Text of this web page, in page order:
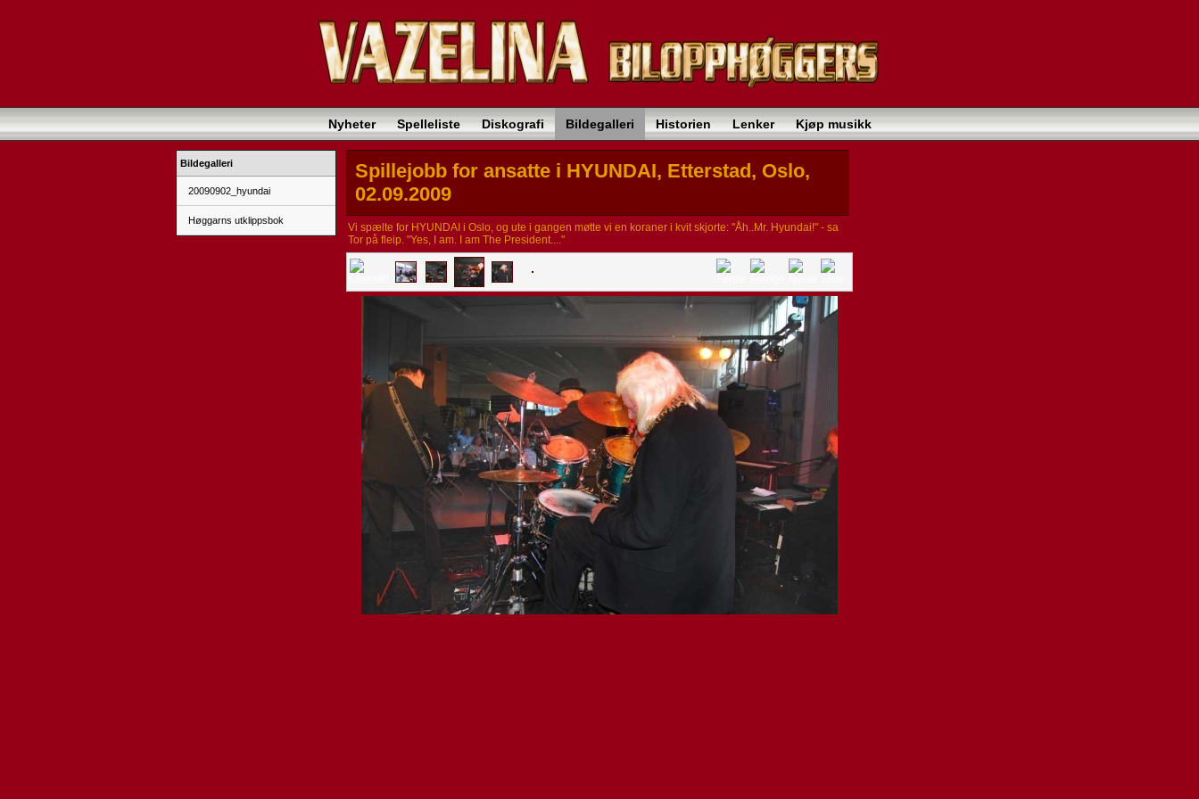
Nyheter Spelleliste Diskografi Bildegalleri Historien Lenker Kjøp musikk
Bildegalleri
20090902_hyundai
Høggarns utklippsbok
Spillejobb for ansatte i HYUNDAI, Etterstad, Oslo,
02.09.2009
Vi spælte for HYUNDAI i Oslo, og ute i gangen møtte vi en koraner i kvit skjorte: "Åh..Mr. Hyundai!" - sa
Tor på fleip. "Yes, I am. I am The President...."